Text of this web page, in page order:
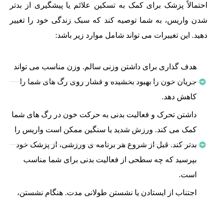
احتمالاً پزشک برای کمک به تسکین علائم یا پیشگیری از بدتر
شدن واریس، به شما توصیه کند که سبک زندگی خود را تغییر
دهید. این تغییرات می تواند شامل موارد زیر باشد:
هدف گذاری برای داشتن وزنی سالم. وزن مناسب می تواند
جریان خون را بهبود بخشیده و فشار روی رگ های شما را
کاهش دهد.
داشتن تحرک و فعالیت بدنی به حرکت خون در رگ های شما
کمک می کند. ورزش شدید یا سنگین ممکن است واریس را
بدتر کند. قبل از شروع هر برنامه ی ورزشی، از پزشک خود
بپرسید که چه سطحی از فعالیت بدنی برای شما مناسب
است.
اجتناب از ایستادن یا نشستن طولانی مدت. هنگام نشستن،